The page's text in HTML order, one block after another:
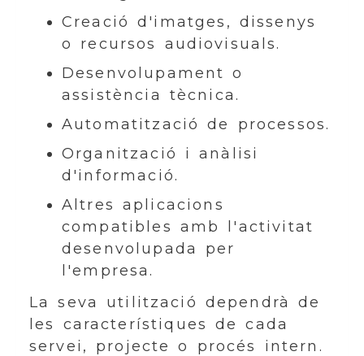
Creació d'imatges, dissenys
o recursos audiovisuals.
Desenvolupament o
assistència tècnica.
Automatització de processos.
Organització i anàlisi
d'informació.
Altres aplicacions
compatibles amb l'activitat
desenvolupada per
l'empresa.
La seva utilització dependrà de
les característiques de cada
servei, projecte o procés intern.